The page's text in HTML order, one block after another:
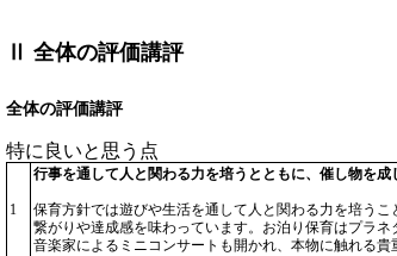
Ⅱ 全体の評価講評
全体の評価講評
特に良いと思う点
1
行事を通して人と関わる力を培うとともに、催し物を
保育方針では遊びや生活を通して人と関わる力を培う
繋がりや達成感を味わっています。お泊り保育はプラ
音楽家によるミニコンサートも開かれ、本物に触れる貴